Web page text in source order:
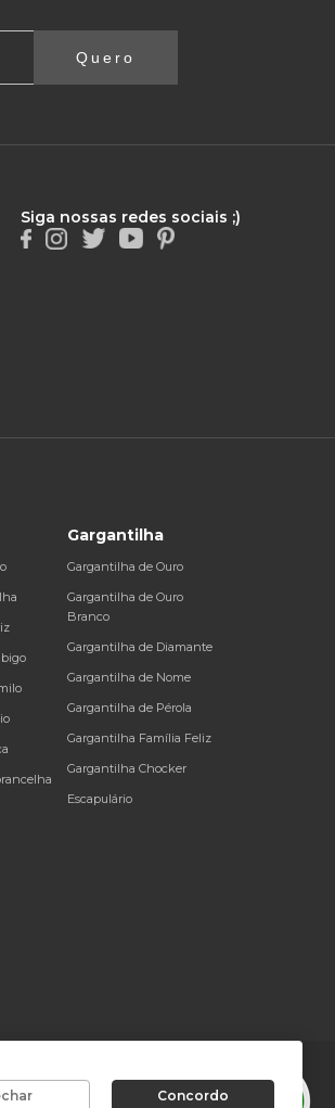
Concordo
Quero
Siga nossas redes sociais ;)
Gargantilha
Gargantilha de Ouro
Gargantilha de Ouro
Branco
Gargantilha de Diamante
Gargantilha de Nome
Gargantilha de Pérola
Gargantilha Família Feliz
Gargantilha Chocker
Escapulário
Todos os direitos reservados.